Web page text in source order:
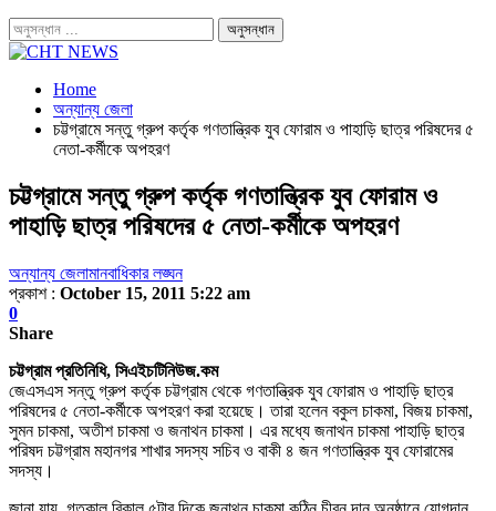
Home
অন্যান্য জেলা
চট্টগ্রামে সন্তু গ্রুপ কর্তৃক গণতান্ত্রিক যুব ফোরাম ও পাহাড়ি ছাত্র পরিষদের ৫
নেতা-কর্মীকে অপহরণ
চট্টগ্রামে সন্তু গ্রুপ কর্তৃক গণতান্ত্রিক যুব ফোরাম ও
পাহাড়ি ছাত্র পরিষদের ৫ নেতা-কর্মীকে অপহরণ
অন্যান্য জেলামানবাধিকার লঙ্ঘন
প্রকাশ : October 15, 2011 5:22 am
0
Share
চট্টগ্রাম প্রতিনিধি, সিএইচটিনিউজ.কম
জেএসএস সন্তু গ্রুপ কর্তৃক চট্টগ্রাম থেকে গণতান্ত্রিক যুব ফোরাম ও পাহাড়ি ছাত্র
পরিষদের ৫ নেতা-কর্মীকে অপহরণ করা হয়েছে। তারা হলেন বকুল চাকমা, বিজয় চাকমা,
সুমন চাকমা, অতীশ চাকমা ও জনাথন চাকমা। এর মধ্যে জনাথন চাকমা পাহাড়ি ছাত্র
পরিষদ চট্টগ্রাম মহানগর শাখার সদস্য সচিব ও বাকী ৪ জন গণতান্ত্রিক যুব ফোরামের
সদস্য।